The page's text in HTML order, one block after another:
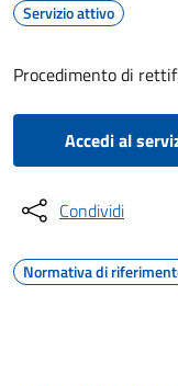
Servizio attivo
Procedimento di
Accedi al
Condividi
Normativa di